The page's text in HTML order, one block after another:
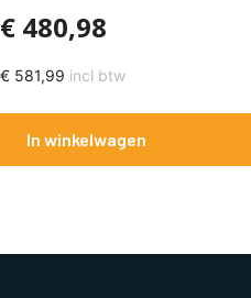
€ 480,98
€ 581,99 incl btw
In winkelwagen